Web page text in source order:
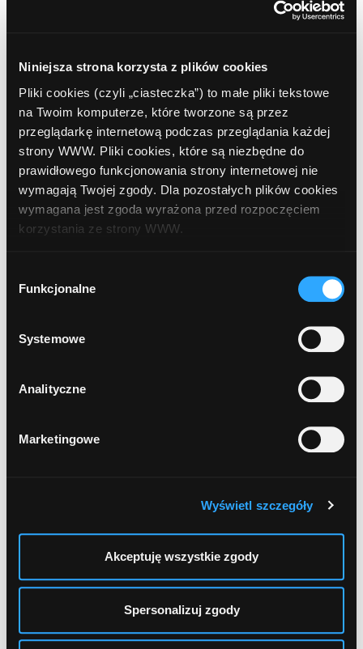
Niniejsza strona korzysta z plików cookies
Pliki cookies (czyli „ciasteczka”) to małe pliki tekstowe
na Twoim komputerze, które tworzone są przez
przeglądarkę internetową podczas przeglądania każdej
strony WWW. Pliki cookies, które są niezbędne do
prawidłowego funkcjonowania strony internetowej nie
wymagają Twojej zgody. Dla pozostałych plików cookies
wymagana jest zgoda wyrażona przed rozpoczęciem
korzystania ze strony WWW.
formy korzystania z plików cookies. Więcej:
Polityka
zgody
Funkcjonalne
Systemowe
Analityczne
Marketingowe
Wyświetl szczegóły
Akceptuję wszystkie zgody
Spersonalizuj zgody
9
Bank Millennium S.A., Płock, Tumska 10
10
Euronet, Płock, Rembielińskiego 3 (Sklep)
Bank BPH